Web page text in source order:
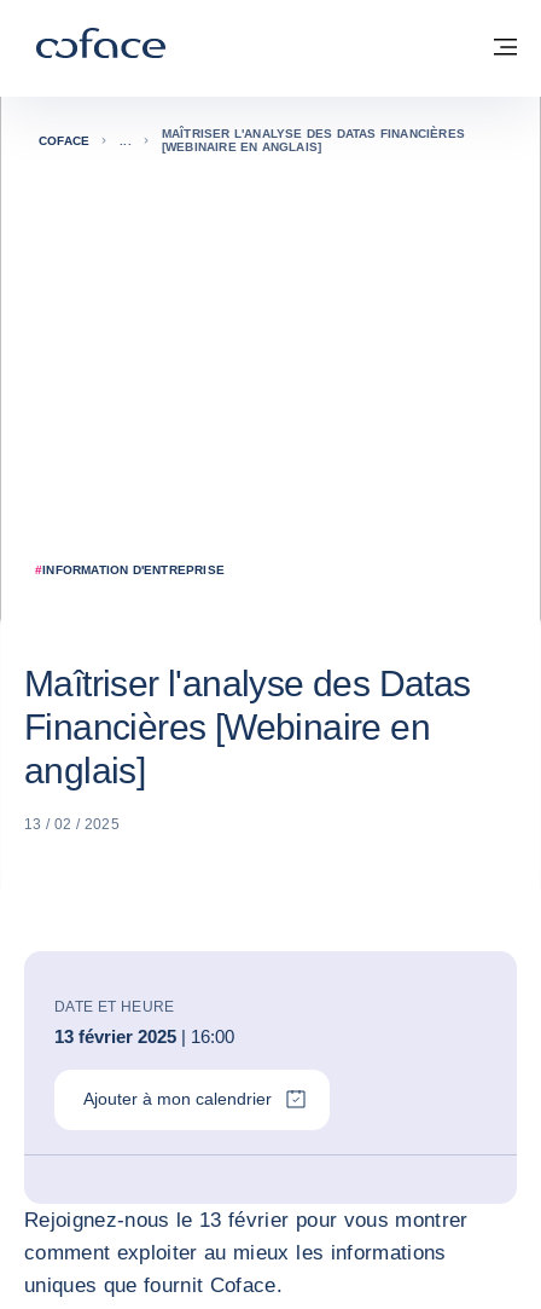
Coface, for Trade - Page d'accueil Groupe Coface
Retour à la page d'accueil
#INFORMATION D'ENTREPRISE
COFACE
MAÎTRISER L'ANALYSE DES DATAS FINANCIÈRES
[WEBINAIRE EN ANGLAIS]
Maîtriser l'analyse des Datas
Financières [Webinaire en
anglais]
13 / 02 / 2025
DATE ET HEURE
13 février 2025 | 16:00
Ajouter à mon calendrier
Rejoignez-nous le 13 février pour vous montrer
comment exploiter au mieux les informations
uniques que fournit Coface.